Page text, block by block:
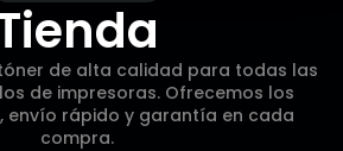
de alta calidad para todas las
de impresoras. Ofrecemos los
envío rápido y garantía en cada
compra.